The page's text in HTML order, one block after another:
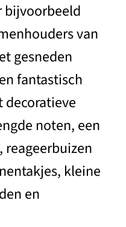
bijvoorbeeld
van
gesneden
fantastisch
decoratieve
noten, een
kleine
en